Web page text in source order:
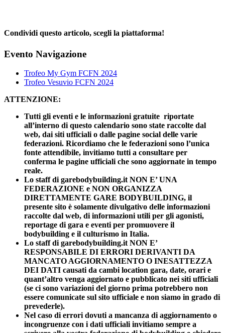
Condividi questo articolo, scegli la piattaforma!
Facebook
X
Reddit
LinkedIn
WhatsApp
Telegram
Tumblr
Pinterest
Email
Evento Navigazione
Trofeo My Gym FCFN 2024
Trofeo Vesuvio FCFN 2024
ATTENZIONE:
Tutti gli eventi e le informazioni gratuite riportate
all’interno di questo calendario sono state raccolte dal
web, dai siti ufficiali o dalle pagine social delle varie
federazioni. Ricordiamo che le federazioni sono l’unica
fonte attendibile, invitiamo tutti a consultare per
conferma le pagine ufficiali che sono aggiornate in tempo
reale.
Lo staff di garebodybuilding.it NON E’ UNA
FEDERAZIONE e NON ORGANIZZA
DIRETTAMENTE GARE BODYBUILDING, il
presente sito è solamente divulgativo delle informazioni
raccolte dal web, di informazioni utili per gli agonisti,
reportage di gara e eventi per promuovere il
bodybuilding e il culturismo in Italia.
Lo staff di garebodybuilding.it NON E’
RESPONSABILE DI ERRORI DERIVANTI DA
MANCATO AGGIORNAMENTO O INESATTEZZA
DEI DATI causati da cambi location gara, date, orari e
quant’altro venga aggiornato e pubblicato nei siti ufficiali
(se ci sono variazioni del giorno prima potrebbero non
essere comunicate sul sito ufficiale e non siamo in grado di
prevederle).
Nel caso di errori dovuti a mancanza di aggiornamento o
incongruenze con i dati ufficiali invitiamo sempre a